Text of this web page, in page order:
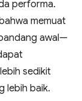
performa.
memuat
awal—
sedikit
lebih baik.